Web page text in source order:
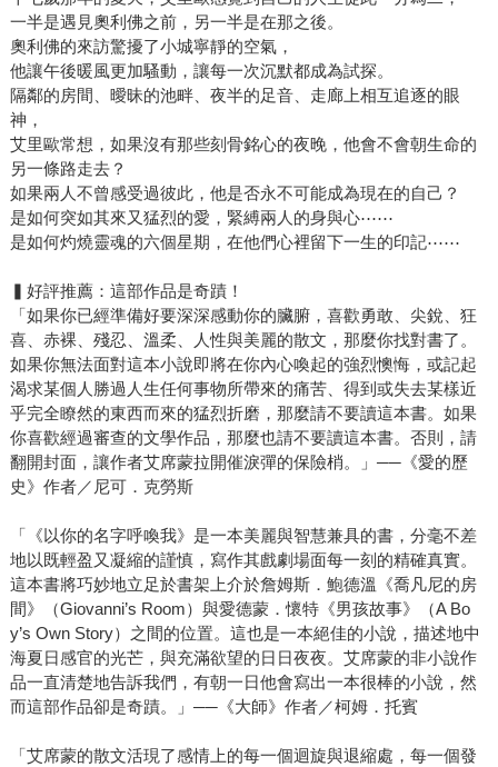
一半是遇見奧利佛之前，另一半是在那之後。
奧利佛的來訪驚擾了小城寧靜的空氣，
他讓午後暖風更加騷動，讓每一次沉默都成為試探。
隔鄰的房間、曖昧的池畔、夜半的足音、走廊上相互追逐的眼
神，
艾里歐常想，如果沒有那些刻骨銘心的夜晚，他會不會朝生命的
另一條路走去？
如果兩人不曾感受過彼此，他是否永不可能成為現在的自己？
是如何突如其來又猛烈的愛，緊縛兩人的身與心⋯⋯
是如何灼燒靈魂的六個星期，在他們心裡留下一生的印記⋯⋯
▍好評推薦：這部作品是奇蹟！
「如果你已經準備好要深深感動你的臟腑，喜歡勇敢、尖銳、狂
喜、赤裸、殘忍、溫柔、人性與美麗的散文，那麼你找對書了。
如果你無法面對這本小說即將在你內心喚起的強烈懊悔，或記起
渴求某個人勝過人生任何事物所帶來的痛苦、得到或失去某樣近
乎完全瞭然的東西而來的猛烈折磨，那麼請不要讀這本書。如果
你喜歡經過審查的文學作品，那麼也請不要讀這本書。否則，請
翻開封面，讓作者艾席蒙拉開催淚彈的保險梢。」──《愛的歷
史》作者／尼可．克勞斯
「《以你的名字呼喚我》是一本美麗與智慧兼具的書，分毫不差
地以既輕盈又凝縮的謹慎，寫作其戲劇場面每一刻的精確真實。
這本書將巧妙地立足於書架上介於詹姆斯．鮑德溫《喬凡尼的房
間》（Giovanni’s Room）與愛德蒙．懷特《男孩故事》（A Bo
y’s Own Story）之間的位置。這也是一本絕佳的小說，描述地中
海夏日感官的光芒，與充滿欲望的日日夜夜。艾席蒙的非小說作
品一直清楚地告訴我們，有朝一日他會寫出一本很棒的小說，然
而這部作品卻是奇蹟。」──《大師》作者／柯姆．托賓
「艾席蒙的散文活現了感情上的每一個迴旋與退縮處，每一個發